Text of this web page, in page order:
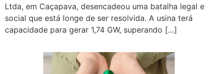
Ltda, em Caçapava, desencadeou uma batalha legal e
social que está longe de ser resolvida. A usina terá
capacidade para gerar 1,74 GW, superando […]